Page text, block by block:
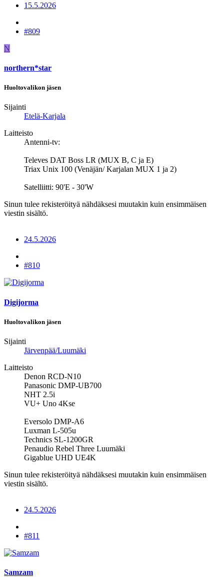
15.5.2026
#809
N
northern*star
Huoltovalikon jäsen
Sijainti
Etelä-Karjala
Laitteisto
Antenni-tv:
Televes DAT Boss LR (MUX B, C ja E)
Triax Unix 100 (Venäjän/ Karjalan MUX 1 ja 2)
Satelliitti: 90'E - 30'W
Sinun tulee rekisteröityä nähdäksesi muutakin kuin ensimmäisen
viestin sisältö.
24.5.2026
#810
Digijorma
Huoltovalikon jäsen
Sijainti
Järvenpää/Luumäki
Laitteisto
Denon RCD-N10
Panasonic DMP-UB700
NHT 2.5i
VU+ Uno 4Kse
Eversolo DMP-A6
Luxman L-505u
Technics SL-1200GR
Penaudio Rebel Three Luumäki
Gigablue UHD UE4K
Sinun tulee rekisteröityä nähdäksesi muutakin kuin ensimmäisen
viestin sisältö.
24.5.2026
#811
Samzam